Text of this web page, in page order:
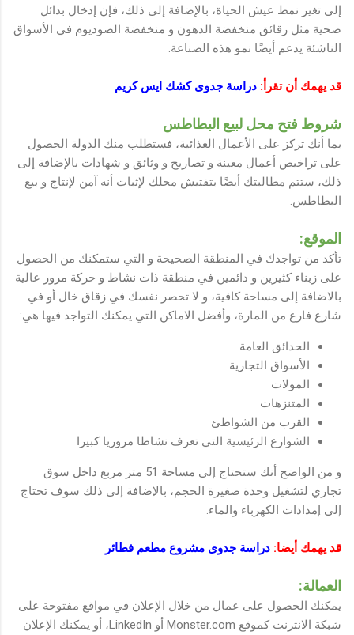
إلى تغير نمط عيش الحياة، بالإضافة إلى ذلك، فإن إدخال بدائل
صحية مثل رقائق منخفضة الدهون و منخفضة الصوديوم في الأسواق
الناشئة يدعم أيضًا نمو هذه الصناعة.
قد يهمك أن تقرأ: دراسة جدوى كشك ايس كريم
شروط فتح محل لبيع البطاطس
بما أنك تركز على الأعمال الغذائية، فستطلب منك الدولة الحصول
على تراخيص أعمال معينة و تصاريح و وثائق و شهادات بالإضافة إلى
ذلك، ستتم مطالبتك أيضًا بتفتيش محلك لإثبات أنه آمن لإنتاج و بيع
البطاطس.
الموقع:
تأكد من تواجدك في المنطقة الصحيحة و التي ستمكنك من الحصول
على زبناء كثيرين و دائمين في منطقة ذات نشاط و حركة مرور عالية
بالاضافة إلى مساحة كافية، و لا تحصر نفسك في زقاق خال أو في
شارع فارغ من المارة، وأفضل الاماكن التي يمكنك التواجد فيها هي:
الحدائق العامة
الأسواق التجارية
المولات
المتنزهات
القرب من الشواطئ
الشوارع الرئيسية التي تعرف نشاطا مروريا كبيرا
و من الواضح أنك ستحتاج إلى مساحة 51 متر مربع داخل سوق
تجاري لتشغيل وحدة صغيرة الحجم، بالإضافة إلى ذلك سوف تحتاج
إلى إمدادات الكهرباء والماء.
قد يهمك أيضا: دراسة جدوى مشروع مطعم فطائر
العمالة:
يمكنك الحصول على عمال من خلال الإعلان في مواقع مفتوحة على
شبكة الانترنت كموقع Monster.com أو LinkedIn، أو يمكنك الإعلان